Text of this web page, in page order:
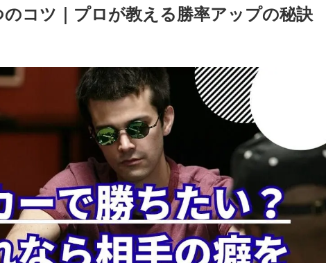
コツ｜プロが教える勝率アップの秘訣